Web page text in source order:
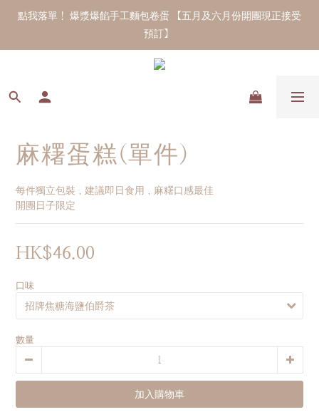
點我落單！ 爆漿爆餡手工麵包卷蛋 【五月及六月份開團現正接受
預訂】
麻糬蛋糕(單件)
每件獨立包裝，建議即日食用，麻糬口感最佳
開團日子限定
HK$46.00
口味
數量
加入購物車